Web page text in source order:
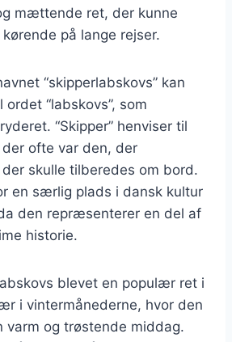
mættende ret, der kunne
på lange rejser.
“skipperlabskovs” kan
“labskovs”, som
“Skipper” henviser til
ofte var den, der
skulle tilberedes om bord.
en særlig plads i dansk kultur
den repræsenterer en del af
historie.
blevet en populær ret i
i vintermånederne, hvor den
varm og trøstende middag.